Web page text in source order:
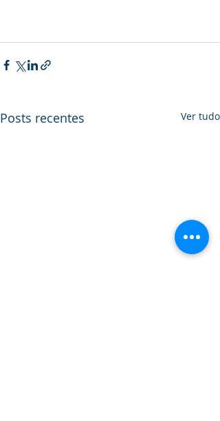
Posts recentes Ver tudo